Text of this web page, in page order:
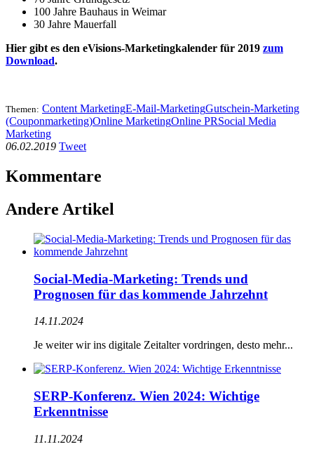
100 Jahre Bauhaus in Weimar
30 Jahre Mauerfall
Hier gibt es den eVisions-Marketingkalender für 2019 zum
Download.
Themen: Content MarketingE-Mail-MarketingGutschein-Marketing
(Couponmarketing)Online MarketingOnline PRSocial Media
Marketing
06.02.2019 Tweet
Kommentare
Andere Artikel
Social-Media-Marketing: Trends und
Prognosen für das kommende Jahrzehnt
14.11.2024
Je weiter wir ins digitale Zeitalter vordringen, desto mehr...
SERP-Konferenz. Wien 2024: Wichtige
Erkenntnisse
11.11.2024